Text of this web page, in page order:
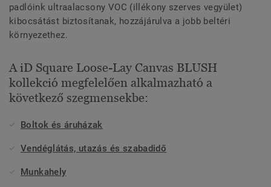
padlóink ultraalacsony VOC (illékony szerves vegyület)
kibocsátást biztosítanak, hozzájárulva a jobb beltéri
környezethez.
A iD Square Loose-Lay Canvas BLUSH
kollekció megfelelően alkalmazható a
következő szegmensekbe:
Boltok és áruházak
Vendéglátás, utazás és szabadidő
Munkahely